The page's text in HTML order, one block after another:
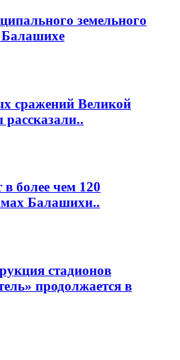
земельного
Балашихе
сражений Великой
рассказали..
более чем 120
Балашихи..
стадионов
продолжается в